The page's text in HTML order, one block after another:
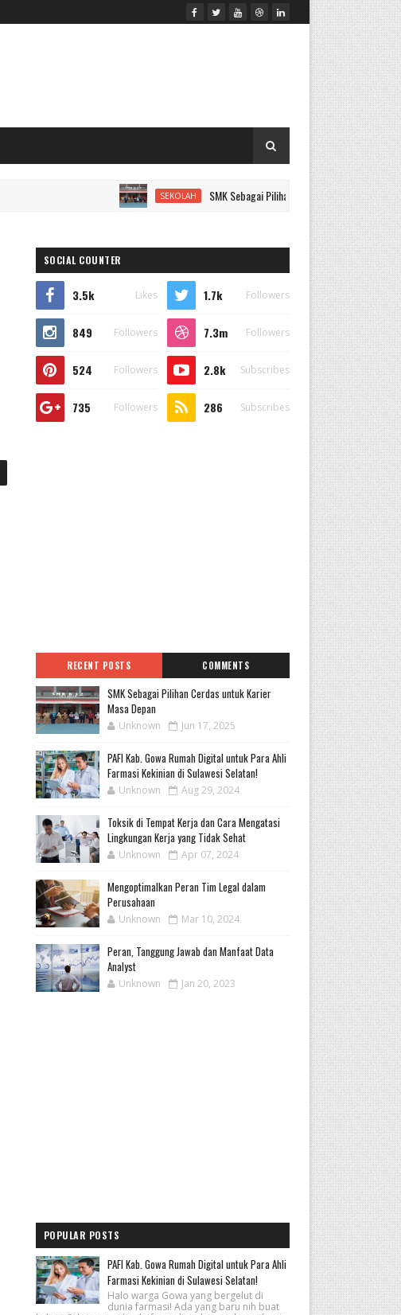
SEKOLAH SMK Sebagai Pilihan Cerdas untuk Karier Masa Depan
SOCIAL COUNTER
3.5k Likes 1.7k Followers
849 Followers 7.3m Followers
524 Followers 2.8k Subscribes
735 Followers 286 Subscribes
RECENT POSTS COMMENTS
SMK Sebagai Pilihan Cerdas untuk Karier
Masa Depan
Unknown Jun 17, 2025
PAFI Kab. Gowa Rumah Digital untuk Para Ahli
Farmasi Kekinian di Sulawesi Selatan!
Unknown Aug 29, 2024
Toksik di Tempat Kerja dan Cara Mengatasi
Lingkungan Kerja yang Tidak Sehat
Unknown Apr 07, 2024
Mengoptimalkan Peran Tim Legal dalam
Perusahaan
Unknown Mar 10, 2024
Peran, Tanggung Jawab dan Manfaat Data
Analyst
Unknown Jan 20, 2023
POPULAR POSTS
PAFI Kab. Gowa Rumah Digital untuk Para Ahli
Farmasi Kekinian di Sulawesi Selatan!
Halo warga Gowa yang bergelut di
dunia farmasi! Ada yang baru nih buat